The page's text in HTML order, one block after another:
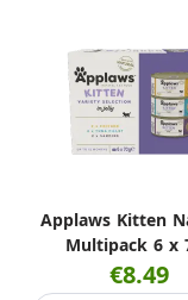
Applaws Kitten
Multipack 6 x
€8.49